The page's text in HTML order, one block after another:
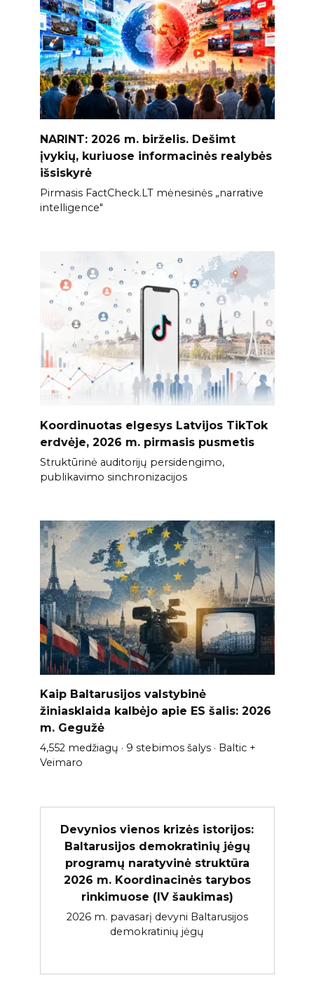
NARINT: 2026 m. birželis. Dešimt
įvykių, kuriuose informacinės realybės
išsiskyrė
Pirmasis FactCheck.LT mėnesinės „narrative
intelligence"
Koordinuotas elgesys Latvijos TikTok
erdvėje, 2026 m. pirmasis pusmetis
Struktūrinė auditorijų persidengimo,
publikavimo sinchronizacijos
Kaip Baltarusijos valstybinė
žiniasklaida kalbėjo apie ES šalis: 2026
m. Gegužė
4,552 medžiagų · 9 stebimos šalys · Baltic +
Veimaro
Devynios vienos krizės istorijos:
Baltarusijos demokratinių jėgų
programų naratyvinė struktūra
2026 m. Koordinacinės tarybos
rinkimuose (IV šaukimas)
2026 m. pavasarį devyni Baltarusijos
demokratinių jėgų